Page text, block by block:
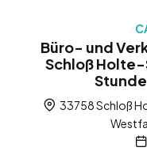
Büro- und
Schloß Holte-
33758 Schloß